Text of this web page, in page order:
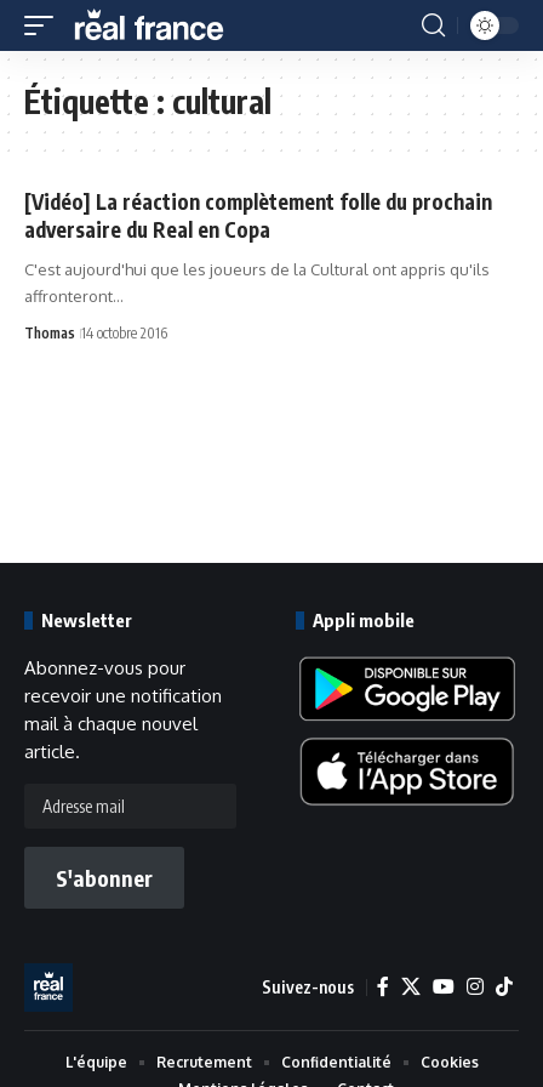
Étiquette :cultural
[Vidéo] La réaction complètement folle du prochain
adversaire du Real en Copa
C'est aujourd'hui que les joueurs de la Cultural ont appris qu'ils
affronteront…
Thomas 14 octobre 2016
Newsletter
Abonnez-vous pour
recevoir une notification
mail à chaque nouvel
article.
mail
S'abonner
Appli mobile
Suivez-nous
L'équipe Recrutement Confidentialité
Cookies